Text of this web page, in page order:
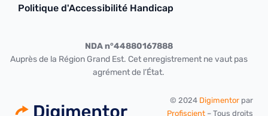
Politique d'Accessibilité Handicap
NDA n°44880167888
Auprès de la Région Grand Est. Cet enregistrement ne vaut pas
agrément de l’État.
© 2024 Digimentor par
Profiscient – Tous droits